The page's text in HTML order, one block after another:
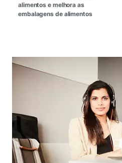
alimentos e melhora as
embalagens de alimentos